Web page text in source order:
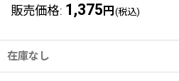
販売価格: 1,375 円 (税込)
在庫なし